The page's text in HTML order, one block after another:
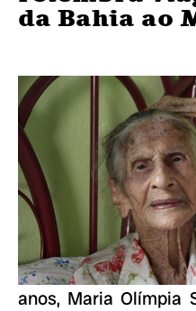
da Bahia ao
anos, Maria Olímpia